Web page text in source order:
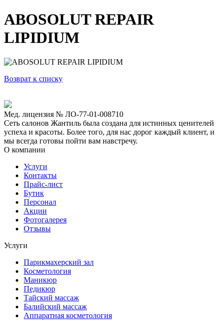
ABOSOLUT REPAIR
LIPIDIUM
Возврат к списку
Мед. лицензия № ЛО-77-01-008710
Сеть салонов Жантиль была создана для истинных ценителей
успеха и красоты. Более того, для нас дорог каждый клиент, и
мы всегда готовы пойти вам навстречу.
О компании
Услуги
Контакты
Прайс-лист
Бутик
Персонал
Акции
Фотогалерея
Отзывы
Услуги
Парикмахерский зал
Косметология
Маникюр
Педикюр
Тайский массаж
Балийский массаж
Аппаратная косметология